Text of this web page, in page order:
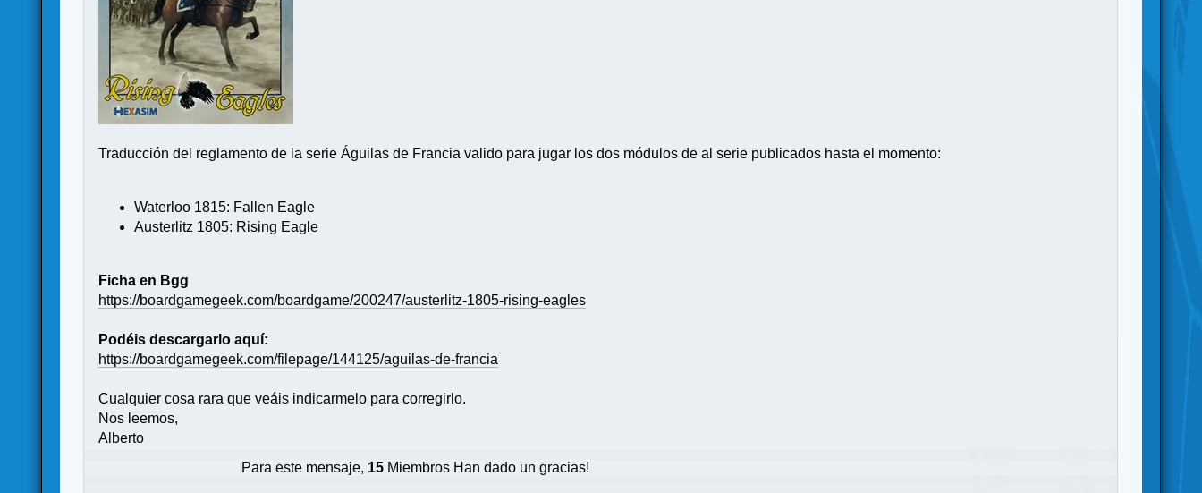
Traducción del reglamento de la serie Águilas de Francia valido para jugar los dos módulos de al serie publicados hasta el momento:
Waterloo 1815: Fallen Eagle
Austerlitz 1805: Rising Eagle
Ficha en Bgg
https://boardgamegeek.com/boardgame/200247/austerlitz-1805-rising-eagles
Podéis descargarlo aquí:
https://boardgamegeek.com/filepage/144125/aguilas-de-francia
Cualquier cosa rara que veáis indicarmelo para corregirlo.
Nos leemos,
Alberto
Para este mensaje, 15 Miembros Han dado un gracias!